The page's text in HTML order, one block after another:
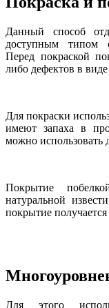
Данный способ
доступным типом
Перед покраской
либо дефектов в
Для покраски
имеют запаха в
можно использовать
Покрытие
натуральной
покрытие
Для этого